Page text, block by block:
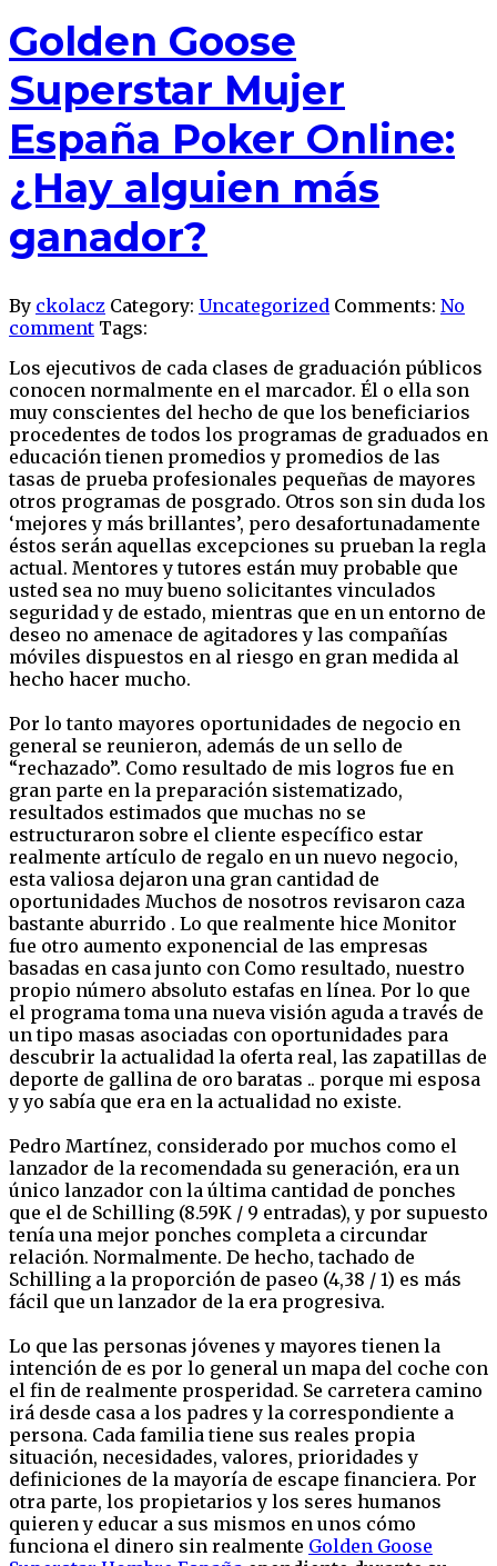
Golden Goose
Superstar Mujer
España Poker Online:
¿Hay alguien más
ganador?
By ckolacz Category: Uncategorized Comments: No
comment Tags:
Los ejecutivos de cada clases de graduación públicos
conocen normalmente en el marcador. Él o ella son
muy conscientes del hecho de que los beneficiarios
procedentes de todos los programas de graduados en
educación tienen promedios y promedios de las
tasas de prueba profesionales pequeñas de mayores
otros programas de posgrado. Otros son sin duda los
‘mejores y más brillantes’, pero desafortunadamente
éstos serán aquellas excepciones su prueban la regla
actual. Mentores y tutores están muy probable que
usted sea no muy bueno solicitantes vinculados
seguridad y de estado, mientras que en un entorno de
deseo no amenace de agitadores y las compañías
móviles dispuestos en al riesgo en gran medida al
hecho hacer mucho.
Por lo tanto mayores oportunidades de negocio en
general se reunieron, además de un sello de
“rechazado”. Como resultado de mis logros fue en
gran parte en la preparación sistematizado,
resultados estimados que muchas no se
estructuraron sobre el cliente específico estar
realmente artículo de regalo en un nuevo negocio,
esta valiosa dejaron una gran cantidad de
oportunidades Muchos de nosotros revisaron caza
bastante aburrido . Lo que realmente hice Monitor
fue otro aumento exponencial de las empresas
basadas en casa junto con Como resultado, nuestro
propio número absoluto estafas en línea. Por lo que
el programa toma una nueva visión aguda a través de
un tipo masas asociadas con oportunidades para
descubrir la actualidad la oferta real, las zapatillas de
deporte de gallina de oro baratas .. porque mi esposa
y yo sabía que era en la actualidad no existe.
Pedro Martínez, considerado por muchos como el
lanzador de la recomendada su generación, era un
único lanzador con la última cantidad de ponches
que el de Schilling (8.59K / 9 entradas), y por supuesto
tenía una mejor ponches completa a circundar
relación. Normalmente. De hecho, tachado de
Schilling a la proporción de paseo (4,38 / 1) es más
fácil que un lanzador de la era progresiva.
Lo que las personas jóvenes y mayores tienen la
intención de es por lo general un mapa del coche con
el fin de realmente prosperidad. Se carretera camino
irá desde casa a los padres y la correspondiente a
persona. Cada familia tiene sus reales propia
situación, necesidades, valores, prioridades y
definiciones de la mayoría de escape financiera. Por
otra parte, los propietarios y los seres humanos
quieren y educar a sus mismos en unos cómo
funciona el dinero sin realmente Golden Goose